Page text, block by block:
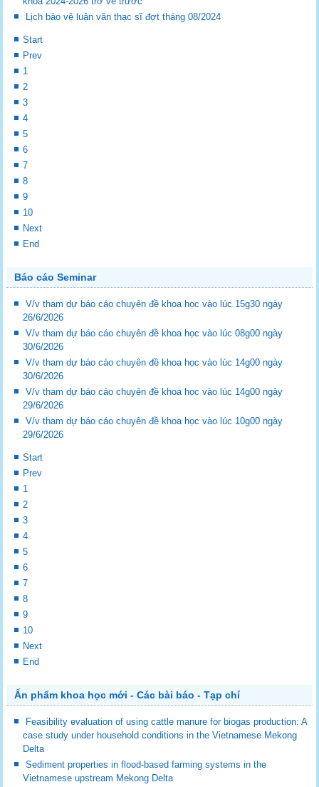
Lịch bảo vệ luận văn thạc sĩ đợt tháng 08/2024
Start
Prev
1
2
3
4
5
6
7
8
9
10
Next
End
Báo cáo Seminar
V/v tham dự báo cáo chuyên đề khoa học vào lúc 15g30 ngày
26/6/2026
V/v tham dự báo cáo chuyên đề khoa học vào lúc 08g00 ngày
30/6/2026
V/v tham dự báo cáo chuyên đề khoa học vào lúc 14g00 ngày
30/6/2026
V/v tham dự báo cáo chuyên đề khoa học vào lúc 14g00 ngày
29/6/2026
V/v tham dự báo cáo chuyên đề khoa học vào lúc 10g00 ngày
29/6/2026
Start
Prev
1
2
3
4
5
6
7
8
9
10
Next
End
Ấn phẩm khoa học mới - Các bài báo - Tạp chí
Feasibility evaluation of using cattle manure for biogas production: A
case study under household conditions in the Vietnamese Mekong
Delta
Sediment properties in flood-based farming systems in the
Vietnamese upstream Mekong Delta